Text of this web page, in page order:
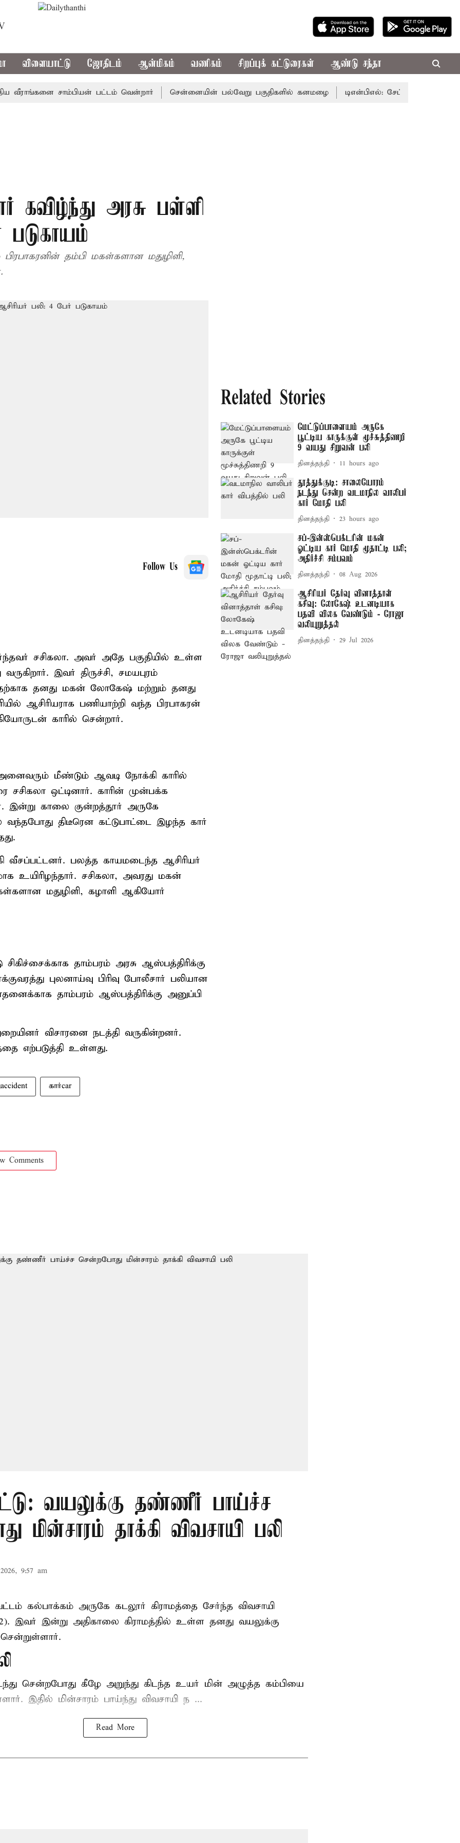
விளையாட்டு ஜோதிடம் ஆன்மிகம் வணிகம் சிறப்புக் கட்டுரைகள் ஆண்டு சந்தா
சாம்பியன் பட்டம் வென்றார் சென்னையின் பல்வேறு பகுதிகளில் கனமழை டிஎன்பிஎல்: சேப்பாக் பந்து வீச்சு தேர்வு
கவிழ்ந்து அரசு பள்ளி
படுகாயம்
தம்பி மகள்களான மதுழிளி,
Follow Us
சசிகலா. அவர் அதே பகுதியில் உள்ள
இவர் திருச்சி, சமயபுரம்
தனது மகன் லோகேஷ் மற்றும் தனது
ஆசிரியராக பணியாற்றி வந்த பிரபாகரன்
காரில் சென்றார்.
அனைவரும் மீண்டும் ஆவடி நோக்கி காரில்
சசிகலா ஒட்டினார். காரின் முன்பக்க
இன்று காலை குன்றத்தூர் அருகே
திடீரென கட்டுபாட்டை இழந்த கார்
வீசப்பட்டனர். பலத்த காயமடைந்த ஆசிரியர்
உயிரிழந்தார். சசிகலா, அவரது மகன்
மதுழிளி, கழாளி ஆகியோர்
தாம்பரம் அரசு ஆஸ்பத்திரிக்கு
புலனாய்வு பிரிவு போலீசார் பலியான
தாம்பரம் ஆஸ்பத்திரிக்கு அனுப்பி
விசாரனை நடத்தி வருகின்றனர்.
எற்படுத்தி உள்ளது.
கார்car
Comments
Related Stories
மேட்டுப்பாளையம் அருகே
பூட்டிய காருக்குள் மூச்சுத்திணறி
9 வயது சிறுவன் பலி
தினத்தந்தி 11 hours ago
தூத்துக்குடி: சாலையோரம்
நடந்து சென்ற வடமாநில வாலிபர்
கார் மோதி பலி
தினத்தந்தி 23 hours ago
சப்-இன்ஸ்பெக்டரின் மகன்
ஓட்டிய கார் மோதி மூதாட்டி பலி;
அதிர்ச்சி சம்பவம்
தினத்தந்தி 08 Aug 2026
ஆசிரியர் தேர்வு வினாத்தாள்
கசிவு: லோகேஷ் உடனடியாக
பதவி விலக வேண்டும் - ரோஜா
வலியுறுத்தல்
தினத்தந்தி 29 Jul 2026
வயலுக்கு தண்ணீர் பாய்ச்ச
மின்சாரம் தாக்கி விவசாயி பலி
9:57 am
கல்பாக்கம் அருகே கடலூர் கிராமத்தை சேர்ந்த விவசாயி
இவர் இன்று அதிகாலை கிராமத்தில் உள்ள தனது வயலுக்கு
சென்றபோது கீழே அறுந்து கிடந்த உயர் மின் அழுத்த கம்பியை
இதில் மின்சாரம் பாய்ந்து விவசாயி ந ...
Read More